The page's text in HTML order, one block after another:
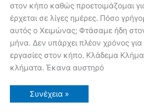
στον κήπο καθώς προετοιμάζομαι
έρχεται σε λίγες ημέρες. Πόσο
αυτός ο Χειμώνας; Φτάσαμε ήδη
μήνα. Δεν υπάρχει πλέον χρόνος για
εργασίες στον κήπο. Κλάδεμα
κλήματα. Έκανα αυστηρό
Εργασίες
τον
Συνέχεια »